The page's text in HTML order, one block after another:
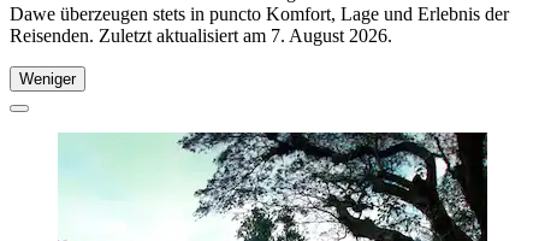
Dawe überzeugen stets in puncto Komfort, Lage und Erlebnis der
Reisenden. Zuletzt aktualisiert am 7. August 2026.
Weniger